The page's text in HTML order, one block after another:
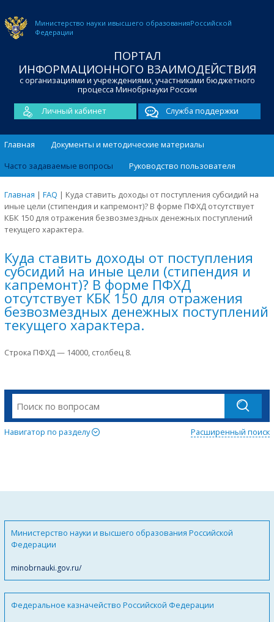
Министерство науки ивысшего образованияРоссийской
Федерации
ПОРТАЛ
ИНФОРМАЦИОННОГО ВЗАИМОДЕЙСТВИЯ
с организациями и учреждениями, участниками бюджетного
процесса Минобрнауки России
Личный кабинет
Служба поддержки
Главная
Документы и методические материалы
Часто задаваемые вопросы
Руководство пользователя
Главная | FAQ | Куда ставить доходы от поступления субсидий на
иные цели (стипендия и капремонт)? В форме ПФХД отсутствует
КБК 150 для отражения безвозмездных денежных поступлений
текущего характера.
Куда ставить доходы от поступления
субсидий на иные цели (стипендия и
капремонт)? В форме ПФХД
отсутствует КБК 150 для отражения
безвозмездных денежных поступлений
текущего характера.
Строка ПФХД — 14000, столбец 8.
Навигатор по разделу Расширенный поиск
Министерство науки и высшего образования Российской
Федерации
minobrnauki.gov.ru/
Федеральное казначейство Российской Федерации